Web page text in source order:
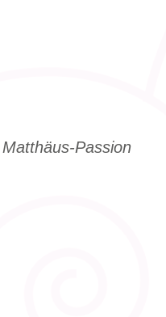
Matthäus-Passion